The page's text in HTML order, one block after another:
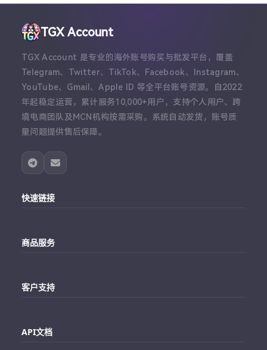
TGX Account
TGX Account 是专业的海外账号购买与批发平台，覆盖
Telegram、Twitter、TikTok、Facebook、Instagram、
YouTube、Gmail、Apple ID 等全平台账号资源。自2022
年起稳定运营，累计服务10,000+用户，支持个人用户、跨
境电商团队及MCN机构按需采购。系统自动发货，账号质
量问题提供售后保障。
快速链接
订单查询
商品服务
Facebook账号购买
客户支持
API文档